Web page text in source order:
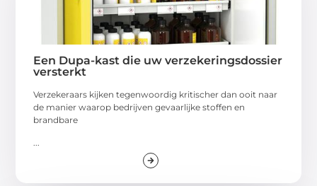
Een Dupa-kast die uw verzekeringsdossier
versterkt
Verzekeraars kijken tegenwoordig kritischer dan ooit naar
de manier waarop bedrijven gevaarlijke stoffen en
brandbare
...